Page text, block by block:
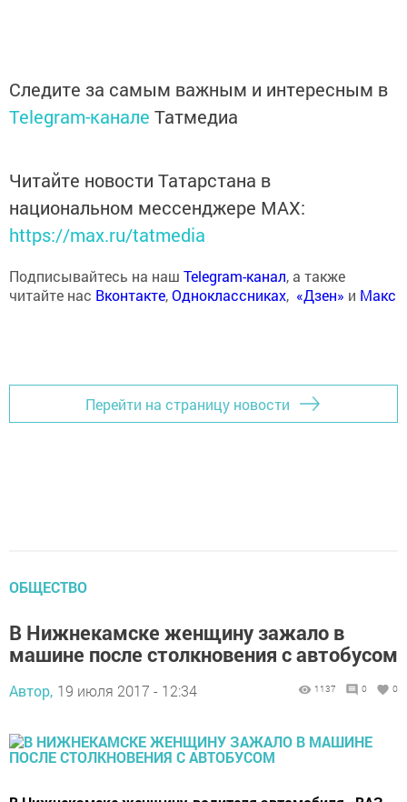
Следите за самым важным и интересным в
Telegram-канале Татмедиа
Читайте новости Татарстана в
национальном мессенджере MАХ:
https://max.ru/tatmedia
Подписывайтесь на наш Telegram-канал, а также
читайте нас Вконтакте,Одноклассниках, «Дзен» и Макс
Перейти на страницу новости
ОБЩЕСТВО
В Нижнекамске женщину зажало в
машине после столкновения с автобусом
Автор, 19 июля 2017 - 12:34 1137 0 0